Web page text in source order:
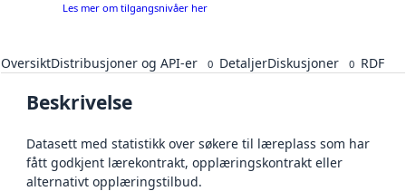
Les mer om tilgangsnivåer her
OversiktDistribusjoner og API-er 0 DetaljerDiskusjoner 0 RDF
Beskrivelse
Datasett med statistikk over søkere til læreplass som har
fått godkjent lærekontrakt, opplæringskontrakt eller
alternativt opplæringstilbud.